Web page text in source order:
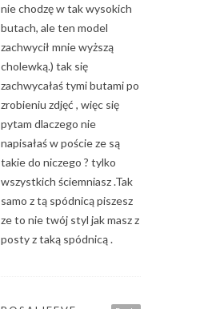
nie chodzę w tak wysokich
butach, ale ten model
zachwycił mnie wyższą
cholewką.) tak się
zachwycałaś tymi butami po
zrobieniu zdjęć , więc się
pytam dlaczego nie
napisałaś w poście ze są
takie do niczego ? tylko
wszystkich ściemniasz .Tak
samo z tą spódnicą piszesz
ze to nie twój styl jak masz z
posty z taką spódnicą .